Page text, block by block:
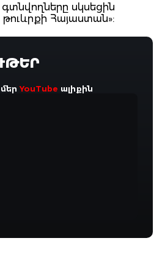
սկսեցին
Հայաստան»:
YouTube ալիքին